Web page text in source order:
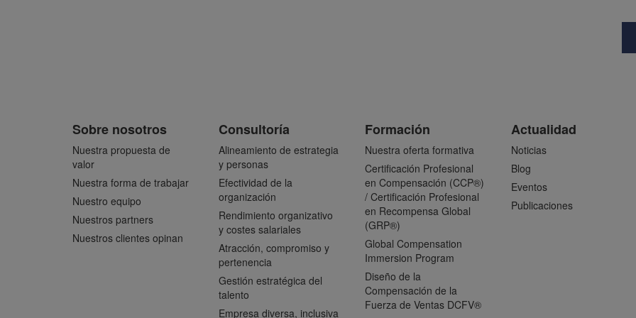
Sobre nosotros
Nuestra propuesta de
valor
Nuestra forma de trabajar
Nuestro equipo
Nuestros partners
Nuestros clientes opinan
Consultoría
Alineamiento de estrategia
y personas
Efectividad de la
organización
Rendimiento organizativo
y costes salariales
Atracción, compromiso y
pertenencia
Gestión estratégica del
talento
Empresa diversa, inclusiva
Formación
Nuestra oferta formativa
Certificación Profesional
en Compensación (CCP®)
/ Certificación Profesional
en Recompensa Global
(GRP®)
Global Compensation
Immersion Program
Diseño de la
Compensación de la
Fuerza de Ventas DCFV®
Actualidad
Noticias
Blog
Eventos
Publicaciones